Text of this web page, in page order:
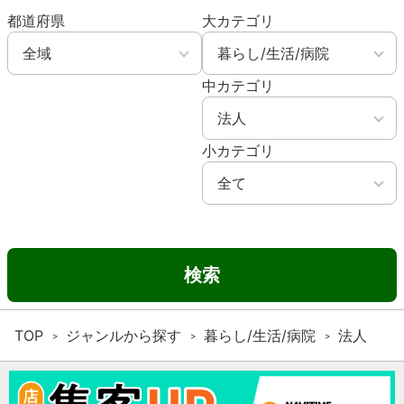
都道府県 大カテゴリ
中カテゴリ
小カテゴリ
検索
TOP ジャンルから探す 暮らし/生活/病院 法人